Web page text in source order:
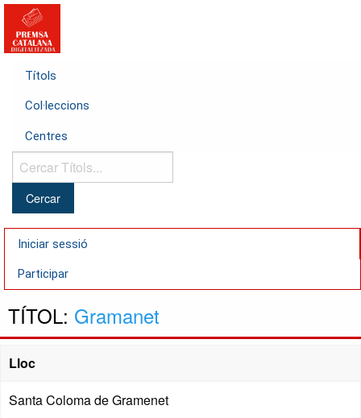
Títols
Col·leccions
Centres
Cercar
Títols...
Iniciar sessió
Participar
TÍTOL: Gramanet
Lloc
Santa Coloma de Gramenet